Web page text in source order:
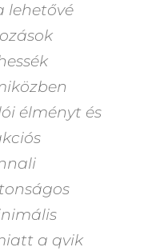
lehetővé
élményt és
a qvik